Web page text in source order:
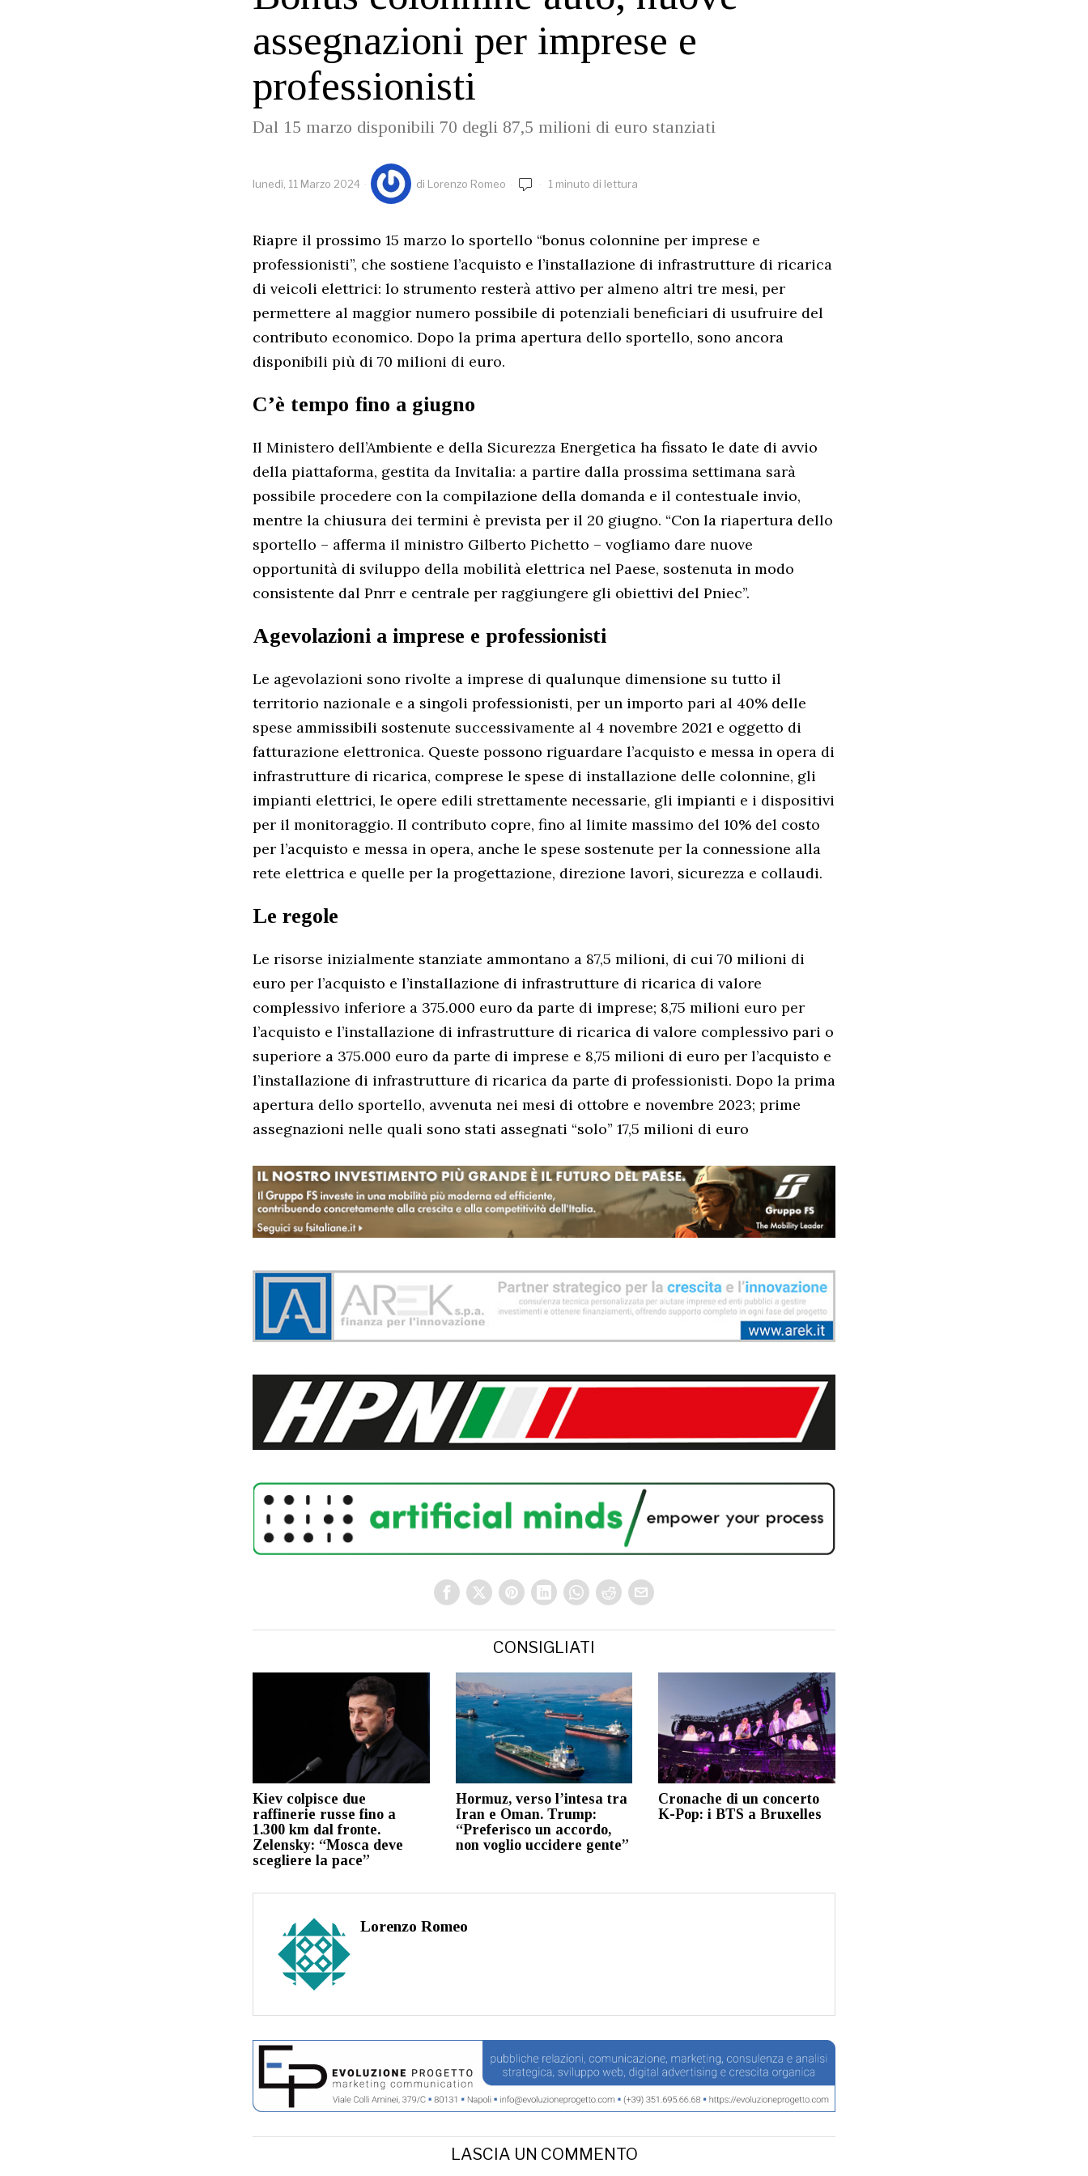
assegnazioni per imprese e
professionisti
Dal 15 marzo disponibili 70 degli 87,5 milioni di euro stanziati
lunedì, 11 Marzo 2024 di Lorenzo Romeo 1 minuto di lettura
Riapre il prossimo 15 marzo lo sportello “bonus colonnine per imprese e
professionisti”, che sostiene l’acquisto e l’installazione di infrastrutture di ricarica
di veicoli elettrici: lo strumento resterà attivo per almeno altri tre mesi, per
permettere al maggior numero possibile di potenziali beneficiari di usufruire del
contributo economico. Dopo la prima apertura dello sportello, sono ancora
disponibili più di 70 milioni di euro.
C’è tempo fino a giugno
Il Ministero dell’Ambiente e della Sicurezza Energetica ha fissato le date di avvio
della piattaforma, gestita da Invitalia: a partire dalla prossima settimana sarà
possibile procedere con la compilazione della domanda e il contestuale invio,
mentre la chiusura dei termini è prevista per il 20 giugno. “Con la riapertura dello
sportello – afferma il ministro Gilberto Pichetto – vogliamo dare nuove
opportunità di sviluppo della mobilità elettrica nel Paese, sostenuta in modo
consistente dal Pnrr e centrale per raggiungere gli obiettivi del Pniec”.
Agevolazioni a imprese e professionisti
Le agevolazioni sono rivolte a imprese di qualunque dimensione su tutto il
territorio nazionale e a singoli professionisti, per un importo pari al 40% delle
spese ammissibili sostenute successivamente al 4 novembre 2021 e oggetto di
fatturazione elettronica. Queste possono riguardare l’acquisto e messa in opera di
infrastrutture di ricarica, comprese le spese di installazione delle colonnine, gli
impianti elettrici, le opere edili strettamente necessarie, gli impianti e i dispositivi
per il monitoraggio. Il contributo copre, fino al limite massimo del 10% del costo
per l’acquisto e messa in opera, anche le spese sostenute per la connessione alla
rete elettrica e quelle per la progettazione, direzione lavori, sicurezza e collaudi.
Le regole
Le risorse inizialmente stanziate ammontano a 87,5 milioni, di cui 70 milioni di
euro per l’acquisto e l’installazione di infrastrutture di ricarica di valore
complessivo inferiore a 375.000 euro da parte di imprese; 8,75 milioni euro per
l’acquisto e l’installazione di infrastrutture di ricarica di valore complessivo pari o
superiore a 375.000 euro da parte di imprese e 8,75 milioni di euro per l’acquisto e
l’installazione di infrastrutture di ricarica da parte di professionisti. Dopo la prima
apertura dello sportello, avvenuta nei mesi di ottobre e novembre 2023; prime
assegnazioni nelle quali sono stati assegnati “solo” 17,5 milioni di euro
CONSIGLIATI
Kiev colpisce due
raffinerie russe fino a
1.300 km dal fronte.
Zelensky: “Mosca deve
scegliere la pace”
Hormuz, verso l’intesa tra
Iran e Oman. Trump:
“Preferisco un accordo,
non voglio uccidere gente”
Cronache di un concerto
K-Pop: i BTS a Bruxelles
Lorenzo Romeo
LASCIA UN COMMENTO